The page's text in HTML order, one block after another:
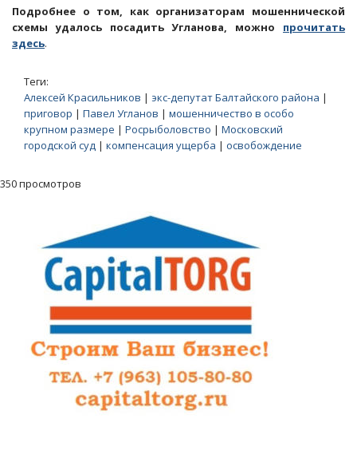
Подробнее о том, как организаторам мошеннической
схемы удалось посадить Угланова, можно прочитать
здесь.
Теги:
Алексей Красильников | экс-депутат Балтайского района |
приговор | Павел Угланов | мошенничество в особо
крупном размере | Росрыболовство | Московский
городской суд | компенсация ущерба | освобождение
350 просмотров